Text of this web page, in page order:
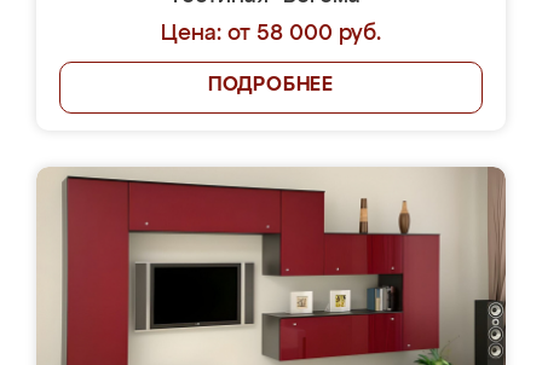
Цена: от 58 000 руб.
ПОДРОБНЕЕ